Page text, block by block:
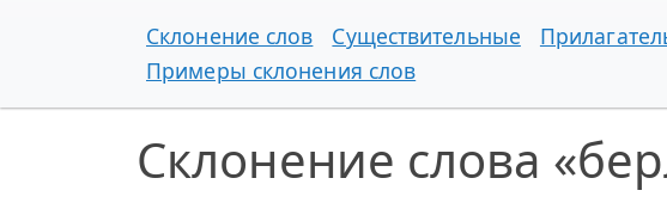
Склонение слов Существительные
Примеры склонения слов
Склонение слова